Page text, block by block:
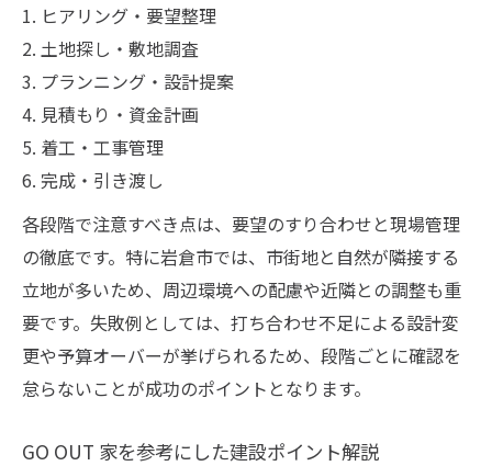
1. ヒアリング・要望整理
2. 土地探し・敷地調査
3. プランニング・設計提案
4. 見積もり・資金計画
5. 着工・工事管理
6. 完成・引き渡し
各段階で注意すべき点は、要望のすり合わせと現場管理
の徹底です。特に岩倉市では、市街地と自然が隣接する
立地が多いため、周辺環境への配慮や近隣との調整も重
要です。失敗例としては、打ち合わせ不足による設計変
更や予算オーバーが挙げられるため、段階ごとに確認を
怠らないことが成功のポイントとなります。
GO OUT 家を参考にした建設ポイント解説